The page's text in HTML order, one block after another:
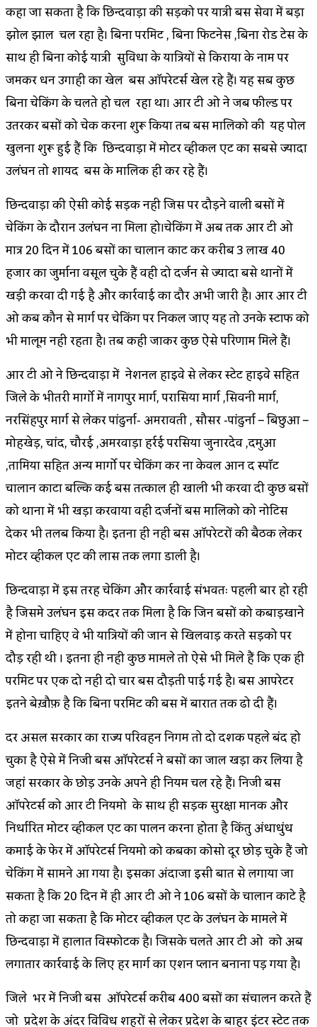
कहा जा सकता है कि छिन्दवाड़ा की सड़को पर यात्री बस सेवा में बड़ा
झोल झाल चल रहा है। बिना परमिट , बिना फिटनेस ,बिना रोड टेक्स के
साथ ही बिना कोई यात्री सुविधा के यात्रियों से किराया के नाम पर
जमकर धन उगाही का खेल बस ऑपरेटर्स खेल रहे हैं। यह सब कुछ
बिना चेकिंग के चलते हो चल रहा था। आर टी ओ ने जब फील्ड पर
उतरकर बसों को चेक करना शुरू किया तब बस मालिको की यह पोल
खुलना शुरू हुई हैं कि छिन्दवाड़ा में मोटर व्हीकल एक्ट का सबसे ज्यादा
उलंघन तो शायद बस के मालिक ही कर रहे हैं।
छिन्दवाड़ा की ऐसी कोई सड़क नही जिस पर दौड़ने वाली बसों में
चेकिंग के दौरान उलंघन ना मिला हो।चेकिंग में अब तक आर टी ओ
मात्र 20 दिन में 106 बसों का चालान काट कर करीब 3 लाख 40
हजार का जुर्माना वसूल चुके हैं वही दो दर्जन से ज्यादा बसे थानों में
खड़ी करवा दी गई है और कार्रवाई का दौर अभी जारी है। आर आर टी
ओ कब कौन से मार्ग पर चेकिंग पर निकल जाए यह तो उनके स्टाफ को
भी मालूम नही रहता है। तब कही जाकर कुछ ऐसे परिणाम मिले हैं।
आर टी ओ ने छिन्दवाड़ा में नेशनल हाइवे से लेकर स्टेट हाइवे सहित
जिले के भीतरी मार्गो में नागपुर मार्ग, परासिया मार्ग ,सिवनी मार्ग,
नरसिंहपुर मार्ग से लेकर पांढुर्ना- अमरावती , सौसर -पांढुर्ना – बिछुआ –
मोहखेड़, चांद, चौरई ,अमरवाड़ा हर्रई परसिया जुनारदेव ,दमुआ
,तामिया सहित अन्य मार्गो पर चेकिंग कर ना केवल आन द स्पॉट
चालान काटा बल्कि कई बस तत्काल ही खाली भी करवा दी कुछ बसों
को थाना में भी खड़ा करवाया वही दर्जनों बस मालिको को नोटिस
देकर भी तलब किया है। इतना ही नही बस ऑपरेटरों की बैठक लेकर
मोटर व्हीकल एक्ट की क्लास तक लगा डाली है।
छिन्दवाड़ा में इस तरह चेकिंग और कार्रवाई संभवतः पहली बार हो रही
है जिसमे उलंघन इस कदर तक मिला है कि जिन बसों को कबाड़खाने
में होना चाहिए वे भी यात्रियों की जान से खिलवाड़ करते सड़को पर
दौड़ रही थी । इतना ही नही कुछ मामले तो ऐसे भी मिले हैं कि एक ही
परमिट पर एक दो नही दो चार बस दौड़ती पाई गई है। बस आपरेटर
इतने बेख़ौफ़ है कि बिना परमिट की बस में बारात तक ढो दी हैं।
दर असल सरकार का राज्य परिवहन निगम तो दो दशक पहले बंद हो
चुका है ऐसे में निजी बस ऑपरेटर्स ने बसों का जाल खड़ा कर लिया है
जहां सरकार के छोड़ उनके अपने ही नियम चल रहे हैं। निजी बस
ऑपरेटर्स को आर टी नियमो के साथ ही सड़क सुरक्षा मानक और
निर्धारित मोटर व्हीकल एक्ट का पालन करना होता है किंतु अंधाधुंध
कमाई के फेर में ऑपरेटर्स नियमो को कबका कोसो दूर छोड़ चुके हैं जो
चेकिंग में सामने आ गया है। इसका अंदाजा इसी बात से लगाया जा
सकता है कि 20 दिन में ही आर टी ओ ने 106 बसों के चालान काटे है
तो कहा जा सकता है कि मोटर व्हीकल एक्ट के उलंघन के मामले में
छिन्दवाड़ा में हालात विस्फोटक है। जिसके चलते आर टी ओ को अब
लगातार कार्रवाई के लिए हर मार्ग का एक्शन प्लान बनाना पड़ गया है।
जिले भर में निजी बस ऑपरेटर्स करीब 400 बसों का संचालन करते हैं
जो प्रदेश के अंदर विविध शहरों से लेकर प्रदेश के बाहर इंटर स्टेट तक